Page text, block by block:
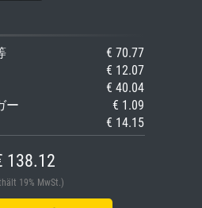
€ 70.77
€ 12.07
€ 40.04
ー
€ 1.09
€ 14.15
138.12
19% MwSt.)